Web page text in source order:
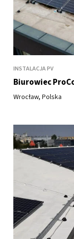
INSTALACJA PV
Biurowiec
Wrocław, Polska